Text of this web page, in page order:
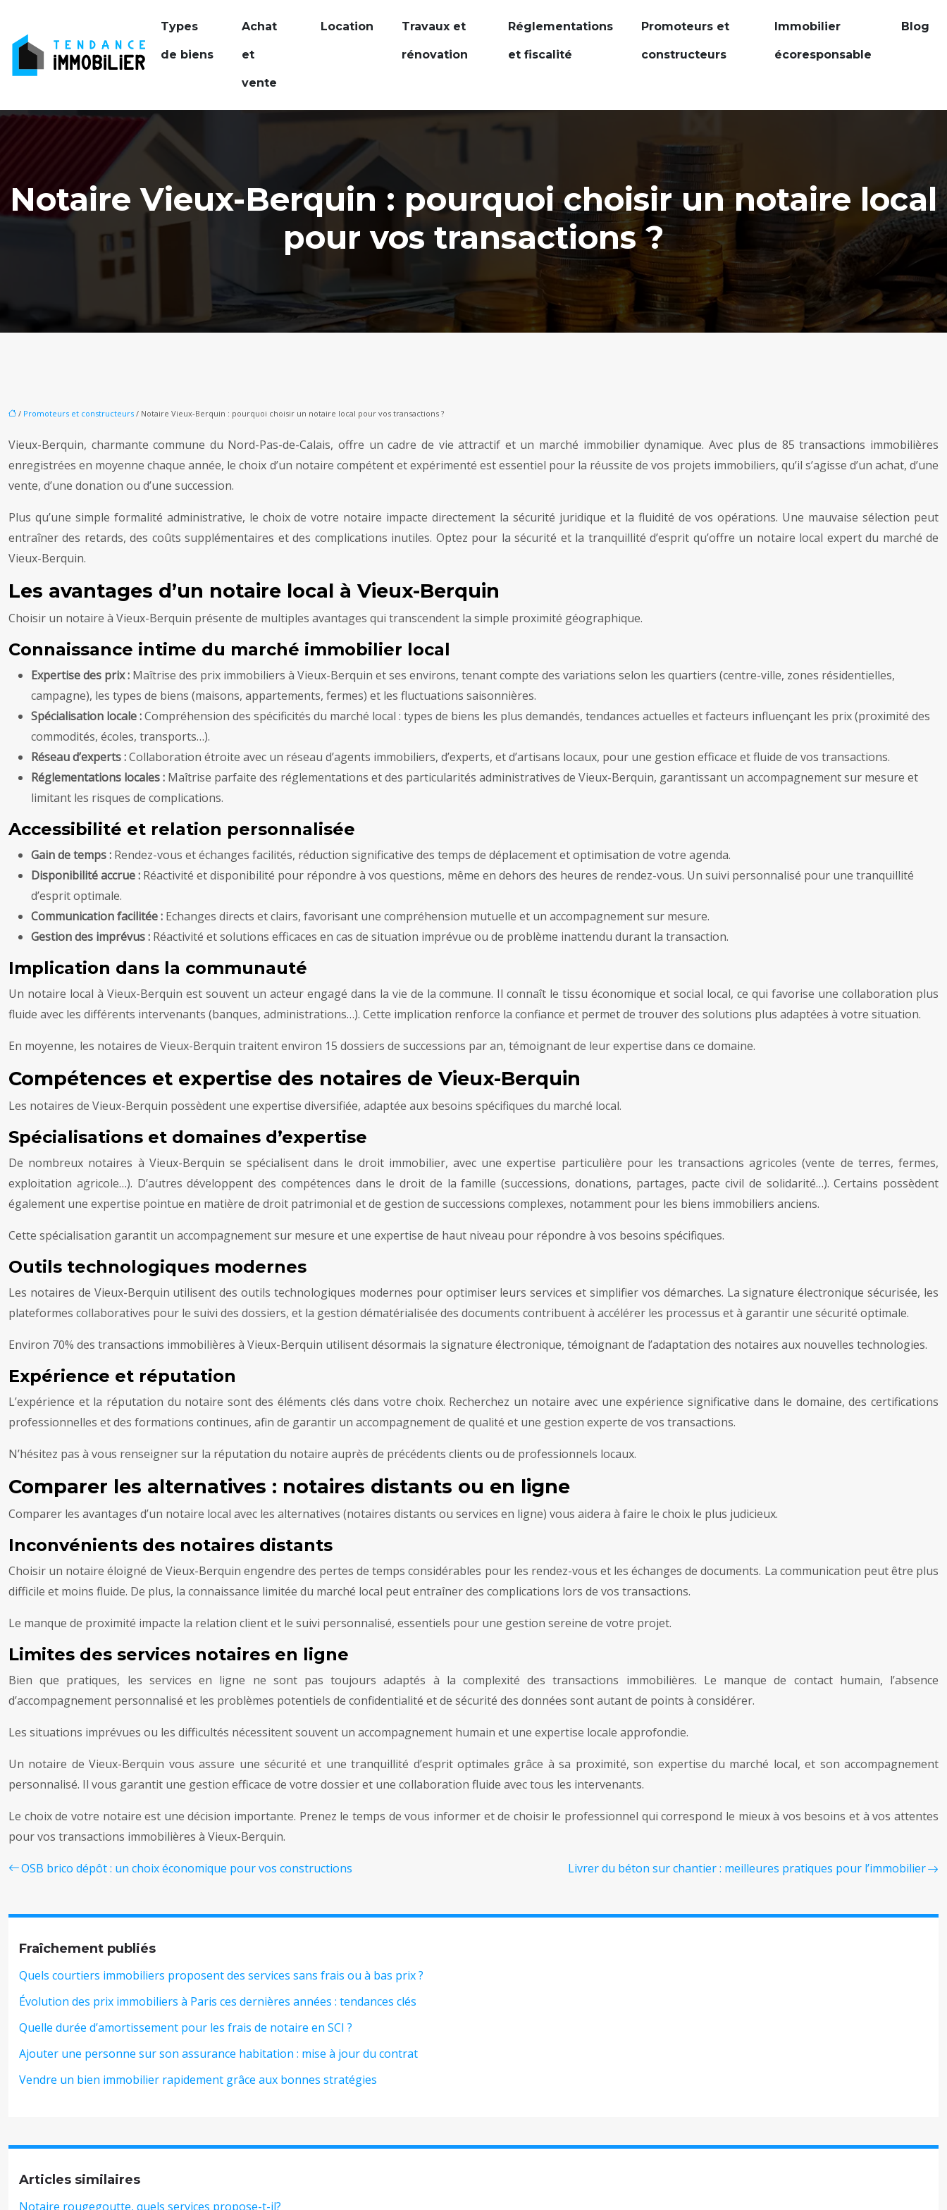
Types
de biens
Achat
et
vente
Location Travaux et
rénovation
Réglementations
et fiscalité
Promoteurs et
constructeurs
Immobilier
écoresponsable
Blog
Notaire Vieux-Berquin : pourquoi choisir un notaire local
pour vos transactions ?
/ Promoteurs et constructeurs / Notaire Vieux-Berquin : pourquoi choisir un notaire local pour vos transactions ?
Vieux-Berquin, charmante commune du Nord-Pas-de-Calais, offre un cadre de vie attractif et un marché immobilier dynamique. Avec plus de 85 transactions immobilières
enregistrées en moyenne chaque année, le choix d’un notaire compétent et expérimenté est essentiel pour la réussite de vos projets immobiliers, qu’il s’agisse d’un achat, d’une
vente, d’une donation ou d’une succession.
Plus qu’une simple formalité administrative, le choix de votre notaire impacte directement la sécurité juridique et la fluidité de vos opérations. Une mauvaise sélection peut
entraîner des retards, des coûts supplémentaires et des complications inutiles. Optez pour la sécurité et la tranquillité d’esprit qu’offre un notaire local expert du marché de
Vieux-Berquin.
Les avantages d’un notaire local à Vieux-Berquin
Choisir un notaire à Vieux-Berquin présente de multiples avantages qui transcendent la simple proximité géographique.
Connaissance intime du marché immobilier local
Expertise des prix : Maîtrise des prix immobiliers à Vieux-Berquin et ses environs, tenant compte des variations selon les quartiers (centre-ville, zones résidentielles,
campagne), les types de biens (maisons, appartements, fermes) et les fluctuations saisonnières.
Spécialisation locale :Compréhension des spécificités du marché local : types de biens les plus demandés, tendances actuelles et facteurs influençant les prix (proximité des
commodités, écoles, transports…).
Réseau d’experts :Collaboration étroite avec un réseau d’agents immobiliers, d’experts, et d’artisans locaux, pour une gestion efficace et fluide de vos transactions.
Réglementations locales : Maîtrise parfaite des réglementations et des particularités administratives de Vieux-Berquin, garantissant un accompagnement sur mesure et
limitant les risques de complications.
Accessibilité et relation personnalisée
Gain de temps : Rendez-vous et échanges facilités, réduction significative des temps de déplacement et optimisation de votre agenda.
Disponibilité accrue : Réactivité et disponibilité pour répondre à vos questions, même en dehors des heures de rendez-vous. Un suivi personnalisé pour une tranquillité
d’esprit optimale.
Communication facilitée : Echanges directs et clairs, favorisant une compréhension mutuelle et un accompagnement sur mesure.
Gestion des imprévus : Réactivité et solutions efficaces en cas de situation imprévue ou de problème inattendu durant la transaction.
Implication dans la communauté
Un notaire local à Vieux-Berquin est souvent un acteur engagé dans la vie de la commune. Il connaît le tissu économique et social local, ce qui favorise une collaboration plus
fluide avec les différents intervenants (banques, administrations…). Cette implication renforce la confiance et permet de trouver des solutions plus adaptées à votre situation.
En moyenne, les notaires de Vieux-Berquin traitent environ 15 dossiers de successions par an, témoignant de leur expertise dans ce domaine.
Compétences et expertise des notaires de Vieux-Berquin
Les notaires de Vieux-Berquin possèdent une expertise diversifiée, adaptée aux besoins spécifiques du marché local.
Spécialisations et domaines d’expertise
De nombreux notaires à Vieux-Berquin se spécialisent dans le droit immobilier, avec une expertise particulière pour les transactions agricoles (vente de terres, fermes,
exploitation agricole…). D’autres développent des compétences dans le droit de la famille (successions, donations, partages, pacte civil de solidarité…). Certains possèdent
également une expertise pointue en matière de droit patrimonial et de gestion de successions complexes, notamment pour les biens immobiliers anciens.
Cette spécialisation garantit un accompagnement sur mesure et une expertise de haut niveau pour répondre à vos besoins spécifiques.
Outils technologiques modernes
Les notaires de Vieux-Berquin utilisent des outils technologiques modernes pour optimiser leurs services et simplifier vos démarches. La signature électronique sécurisée, les
plateformes collaboratives pour le suivi des dossiers, et la gestion dématérialisée des documents contribuent à accélérer les processus et à garantir une sécurité optimale.
Environ 70% des transactions immobilières à Vieux-Berquin utilisent désormais la signature électronique, témoignant de l’adaptation des notaires aux nouvelles technologies.
Expérience et réputation
L’expérience et la réputation du notaire sont des éléments clés dans votre choix. Recherchez un notaire avec une expérience significative dans le domaine, des certifications
professionnelles et des formations continues, afin de garantir un accompagnement de qualité et une gestion experte de vos transactions.
N’hésitez pas à vous renseigner sur la réputation du notaire auprès de précédents clients ou de professionnels locaux.
Comparer les alternatives : notaires distants ou en ligne
Comparer les avantages d’un notaire local avec les alternatives (notaires distants ou services en ligne) vous aidera à faire le choix le plus judicieux.
Inconvénients des notaires distants
Choisir un notaire éloigné de Vieux-Berquin engendre des pertes de temps considérables pour les rendez-vous et les échanges de documents. La communication peut être plus
difficile et moins fluide. De plus, la connaissance limitée du marché local peut entraîner des complications lors de vos transactions.
Le manque de proximité impacte la relation client et le suivi personnalisé, essentiels pour une gestion sereine de votre projet.
Limites des services notaires en ligne
Bien que pratiques, les services en ligne ne sont pas toujours adaptés à la complexité des transactions immobilières. Le manque de contact humain, l’absence
d’accompagnement personnalisé et les problèmes potentiels de confidentialité et de sécurité des données sont autant de points à considérer.
Les situations imprévues ou les difficultés nécessitent souvent un accompagnement humain et une expertise locale approfondie.
Un notaire de Vieux-Berquin vous assure une sécurité et une tranquillité d’esprit optimales grâce à sa proximité, son expertise du marché local, et son accompagnement
personnalisé. Il vous garantit une gestion efficace de votre dossier et une collaboration fluide avec tous les intervenants.
Le choix de votre notaire est une décision importante. Prenez le temps de vous informer et de choisir le professionnel qui correspond le mieux à vos besoins et à vos attentes
pour vos transactions immobilières à Vieux-Berquin.
OSB brico dépôt : un choix économique pour vos constructions Livrer du béton sur chantier : meilleures pratiques pour l’immobilier
Fraîchement publiés
Quels courtiers immobiliers proposent des services sans frais ou à bas prix ?
Évolution des prix immobiliers à Paris ces dernières années : tendances clés
Quelle durée d’amortissement pour les frais de notaire en SCI ?
Ajouter une personne sur son assurance habitation : mise à jour du contrat
Vendre un bien immobilier rapidement grâce aux bonnes stratégies
Articles similaires
Notaire rougegoutte, quels services propose-t-il?